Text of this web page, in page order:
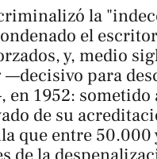
la
el
y, medio
para
en 1952:
de su
que entre